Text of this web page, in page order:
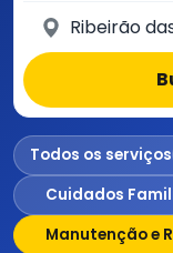
Em qual cidade?
Todos os serviços
Cuidados
Manutenção e